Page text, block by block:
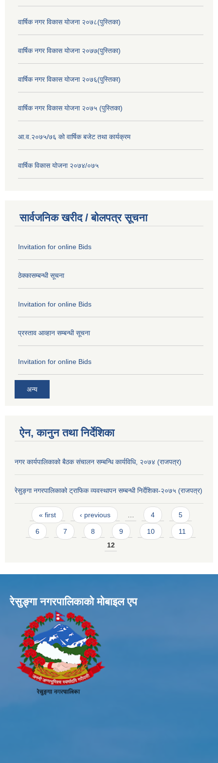
वार्षिक नगर विकास योजना २०७८(पुस्तिका)
वार्षिक नगर विकास योजना २०७७(पुस्तिका)
वार्षिक नगर विकास योजना २०७६(पुस्तिका)
वार्षिक नगर विकास योजना २०७५ (पुस्तिका)
आ.व.२०७५/७६ को वार्षिक बजेट तथा कार्यक्रम
वार्षिक विकास योजना २०७४/०७५
सार्वजनिक खरीद / बोलपत्र सूचना
Invitation for online Bids
ठेक्कासम्बन्धी सूचना
Invitation for online Bids
प्रस्ताव आव्हान सम्बन्धी सूचना
Invitation for online Bids
अन्य
ऐन, कानुन तथा निर्देशिका
नगर कार्यपालिकाको बैठक संचालन सम्बन्धि कार्यविधि, २०७४ (राजपत्र)
रेसुङ्गा नगरपालिकाको ट्राफिक व्यवस्थापन सम्बन्धी निर्देशिका-२०७५ (राजपत्र)
Pages
« first ‹ previous 4 5
6 7 8 9 10
11
12
रेसुङ्गा नगरपालिकाकाे माेबाइल एप